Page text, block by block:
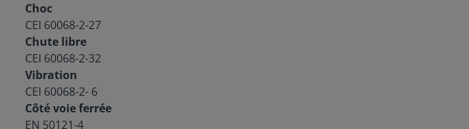
Choc
CEI 60068-2-27
Chute libre
CEI 60068-2-32
Vibration
CEI 60068-2- 6
Côté voie ferrée
EN 50121-4